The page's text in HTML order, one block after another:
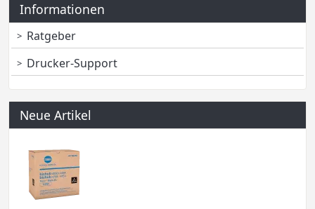
Informationen
Ratgeber
Drucker-Support
Neue Artikel